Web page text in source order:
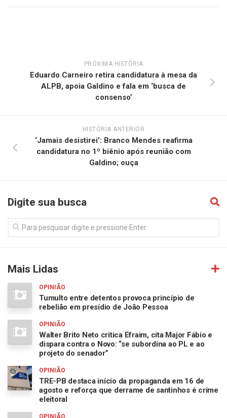
PRÓXIMA HISTÓRIA
Eduardo Carneiro retira candidatura à mesa da
ALPB, apoia Galdino e fala em ‘busca de
consenso’
HISTÓRIA ANTERIOR
‘Jamais desistirei’: Branco Mendes reafirma
candidatura no 1º biênio após reunião com
Galdino; ouça
Digite sua busca
Mais Lidas
OPINIÃO
Tumulto entre detentos provoca princípio de
rebelião em presídio de João Pessoa
OPINIÃO
Walter Brito Neto critica Efraim, cita Major Fábio e
dispara contra o Novo: “se subordina ao PL e ao
projeto do senador”
OPINIÃO
TRE-PB destaca início da propaganda em 16 de
agosto e reforça que derrame de santinhos é crime
eleitoral
OPINIÃO